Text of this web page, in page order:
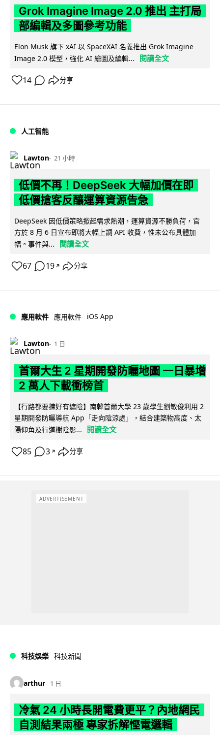
Grok Imagine Image 2.0 推出 主打局
部編輯及多圖參考功能
Elon Musk 旗下 xAI 以 SpaceXAI 名義推出 Grok Imagine
Image 2.0 模型，強化 AI 繪圖及編輯...
閱讀全文
14 分享
人工智能
Lawton 21 小時
低價不再！DeepSeek 大幅加價在即
低價搶客反釀運算資源告急
DeepSeek 因低價策略掀起需求熱潮，運算資源不勝負荷，官
方於 8 月 6 日宣布即將大幅上調 API 收費，惟未公布具體加
幅。事件與...
閱讀全文
67 19 ↗ 分享
應用軟件 應用軟件 iOS App
Lawton 1 日
首爾大生 2 星期開發防曬地圖 一日暴增
2 萬人下載衝榜首
【行路都要揀好有遮陰】南韓首爾大學 23 歲學生劉敏俊利用 2
星期開發防曬導航 App「走向陰涼處」，結合建築物高度、太
陽仰角及行道樹陰影...
閱讀全文
85 3 ↗ 分享
ADVERTISEMENT
科技娛樂 科技新聞
arthur 1 日
冷氣 24 小時長開電費更平？內地網民
自測結果兩極 專家拆解慳電邏輯